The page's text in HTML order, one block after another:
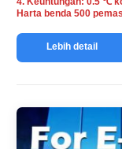
Harta benda 500
Lebih detail